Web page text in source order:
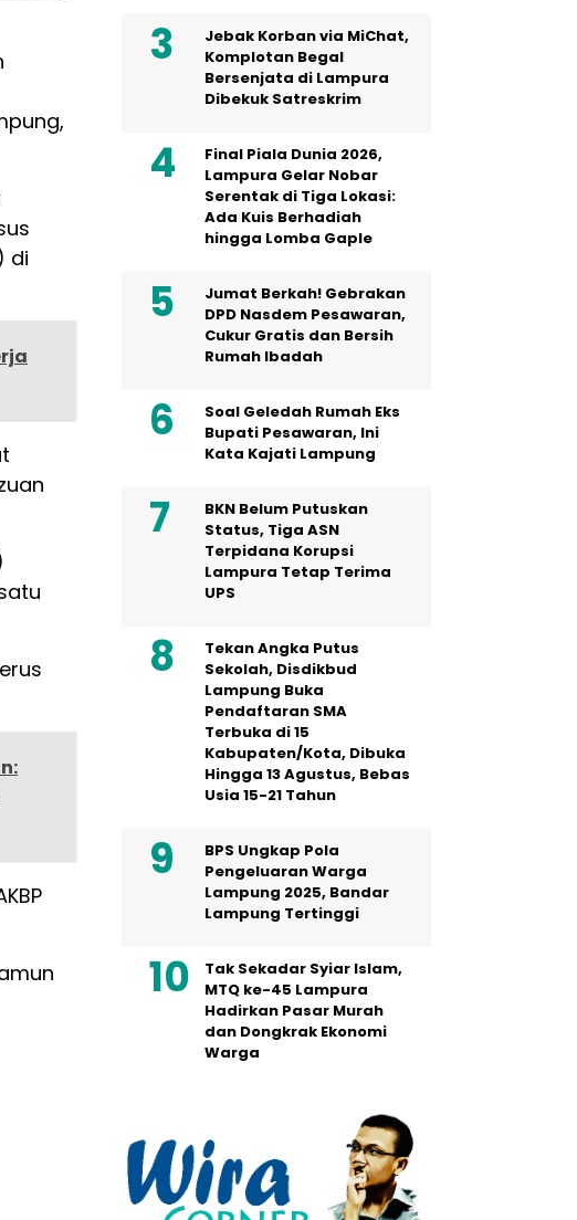
di
Jebak Korban via MiChat,
Komplotan Begal
Bersenjata di Lampura
Dibekuk Satreskrim
Final Piala Dunia 2026,
Lampura Gelar Nobar
Serentak di Tiga Lokasi:
Ada Kuis Berhadiah
hingga Lomba Gaple
Jumat Berkah! Gebrakan
DPD Nasdem Pesawaran,
Cukur Gratis dan Bersih
Rumah Ibadah
Soal Geledah Rumah Eks
Bupati Pesawaran, Ini
Kata Kajati Lampung
BKN Belum Putuskan
Status, Tiga ASN
Terpidana Korupsi
Lampura Tetap Terima
UPS
Tekan Angka Putus
Sekolah, Disdikbud
Lampung Buka
Pendaftaran SMA
Terbuka di 15
Kabupaten/Kota, Dibuka
Hingga 13 Agustus, Bebas
Usia 15-21 Tahun
BPS Ungkap Pola
Pengeluaran Warga
Lampung 2025, Bandar
Lampung Tertinggi
Tak Sekadar Syiar Islam,
MTQ ke-45 Lampura
Hadirkan Pasar Murah
dan Dongkrak Ekonomi
Warga